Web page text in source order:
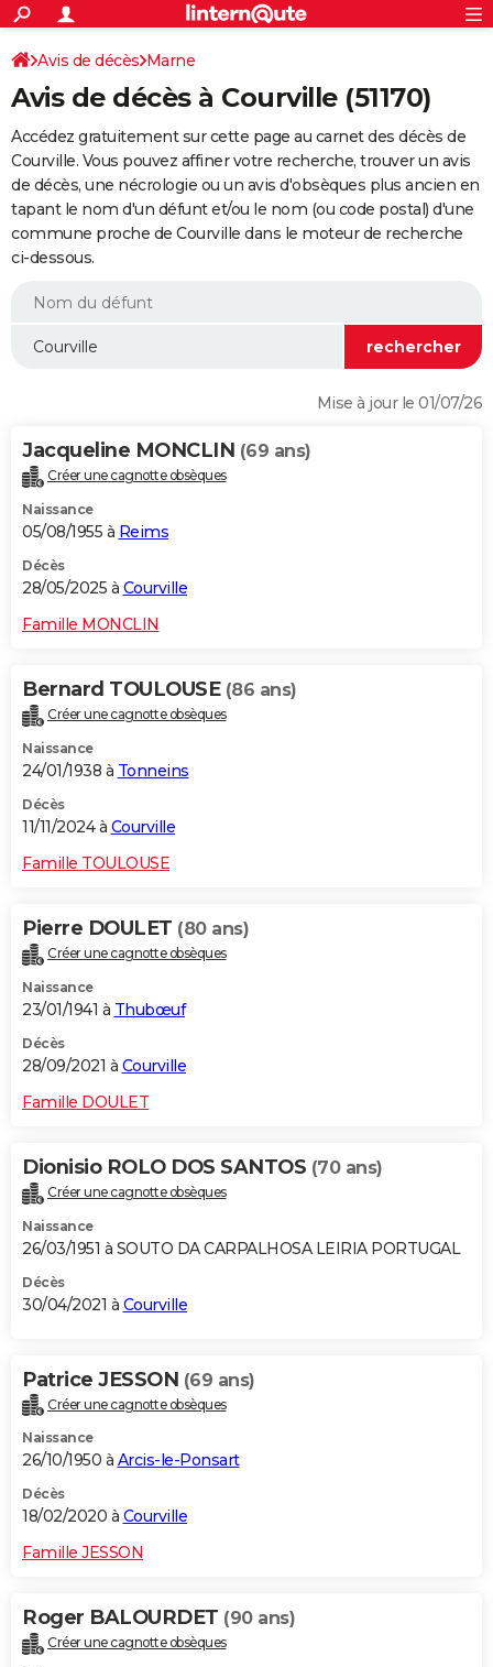
ACTUALITÉS
Politique
Société
Faits Divers
Education
Monde
Villes
+
SPORT
Coupe du monde 2026
Football
Tennis
Cyclisme
Rugby
Forum
Programme TV
TNT
Streaming
Cinéma
Sorties cinéma
Musique
+
FINANCE
Retraite
Epargne
Immobilier
Risques naturels par ville
Assurance
AUTO
Essais
Réserver un essai
Citadines
Berlines
SUV
Forum auto
+HIGH-TECH
BRICOLAGE
WEEK-END
Alimentation
Guide de la santé
Maladies
Médicaments
Sommeil
VOYAGE
Destinations
City break
Voyage nature
Voyage de noces
Forum
Climat
+PHOTO
GUIDES D'ACHAT
Carte de Noël
Carte Bonne année
Carte Saint-Valentin
Carte Pâques
Carte d'anniversaire
DICTIONNAIRE
Dictionnaire
Biographies
Citations
Expressions
Proverbes
PROGRAMME TV
S'inscrire
Se connecter
Lycées
Collèges
Primaires
Universités
Entreprises
Service militaire
Avis de recherche
AVIS DE DÉCÈS
FORUM
Bricolage
Lifestyle
Culture
Sport
Auto
Television
Voyage
Cinema
Avis de décès Marne
Avis de décès à Courville (51170)
Accédez gratuitement sur cette page au carnet des décès de
Courville. Vous pouvez affiner votre recherche, trouver un avis
de décès, une nécrologie ou un avis d'obsèques plus ancien en
tapant le nom d'un défunt et/ou le nom (ou code postal) d'une
commune proche de Courville dans le moteur de recherche
ci-dessous.
Mise à jour le 01/07/26
Jacqueline MONCLIN (69 ans)
Créer une cagnotte obsèques
Naissance
05/08/1955 à Reims
Décès
28/05/2025 à Courville
Famille MONCLIN
Bernard TOULOUSE (86 ans)
Créer une cagnotte obsèques
Naissance
24/01/1938 à Tonneins
Décès
11/11/2024 à Courville
Famille TOULOUSE
Pierre DOULET (80 ans)
Créer une cagnotte obsèques
Naissance
23/01/1941 à Thubœuf
Décès
28/09/2021 à Courville
Famille DOULET
Dionisio ROLO DOS SANTOS (70 ans)
Créer une cagnotte obsèques
Naissance
26/03/1951 à SOUTO DA CARPALHOSA LEIRIA PORTUGAL
Décès
30/04/2021 à Courville
Patrice JESSON (69 ans)
Créer une cagnotte obsèques
Naissance
26/10/1950 à Arcis-le-Ponsart
Décès
18/02/2020 à Courville
Famille JESSON
Roger BALOURDET (90 ans)
Créer une cagnotte obsèques